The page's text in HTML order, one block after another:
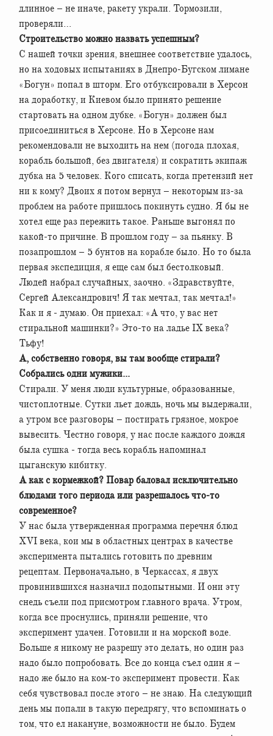
длинное – не иначе, ракету украли. Тормозили,
проверяли…
Строительство можно назвать успешным?
С нашей точки зрения, внешнее соответствие удалось,
но на ходовых испытаниях в Днепро-Бугском лимане
«Богун» попал в шторм. Его отбуксировали в Херсон
на доработку, и Киевом было принято решение
стартовать на одном дубке. «Богун» должен был
присоединиться в Херсоне. Но в Херсоне нам
рекомендовали не выходить на нем (погода плохая,
корабль большой, без двигателя) и сократить экипаж
дубка на 5 человек. Кого списать, когда претензий нет
ни к кому? Двоих я потом вернул – некоторым из-за
проблем на работе пришлось покинуть судно. Я бы не
хотел еще раз пережить такое. Раньше выгонял по
какой-то причине. В прошлом году – за пьянку. В
позапрошлом – 5 бунтов на корабле было. Но то была
первая экспедиция, я еще сам был бестолковый.
Людей набрал случайных, заочно. «Здравствуйте,
Сергей Александрович! Я так мечтал, так мечтал!»
Как и я - думаю. Он приехал: «А что, у вас нет
стиральной машинки?» Это-то на ладье ІХ века?
Тьфу!
А, собственно говоря, вы там вообще стирали?
Собрались одни мужики...
Стирали. У меня люди культурные, образованные,
чистоплотные. Сутки льет дождь, ночь мы выдержали,
а утром все разговоры – постирать грязное, мокрое
вывесить. Честно говоря, у нас после каждого дождя
была сушка - тогда весь корабль напоминал
цыганскую кибитку.
А как с кормежкой? Повар баловал исключительно
блюдами того периода или разрешалось что-то
современное?
У нас была утвержденная программа перечня блюд
XVI века, кои мы в областных центрах в качестве
эксперимента пытались готовить по древним
рецептам. Первоначально, в Черкассах, я двух
провинившихся назначил подопытными. И они эту
снедь съели под присмотром главного врача. Утром,
когда все проснулись, приняли решение, что
эксперимент удачен. Готовили и на морской воде.
Больше я никому не разрешу это делать, но один раз
надо было попробовать. Все до конца съел один я –
надо же было на ком-то эксперимент провести. Как
себя чувствовал после этого – не знаю. На следующий
день мы попали в такую передрягу, что вспоминать о
том, что ел накануне, возможности не было. Будем